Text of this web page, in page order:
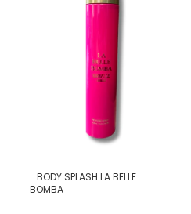
.. BODY SPLASH LA BELLE
BOMBA